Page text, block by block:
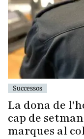
Successos
La dona de
cap de
marques al